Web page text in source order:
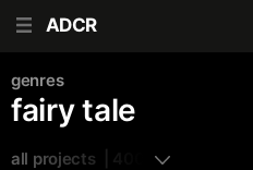
ADCR
genres
fairy tale
all projects  | 400